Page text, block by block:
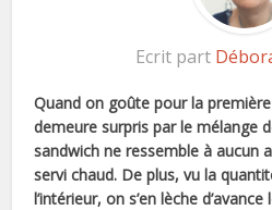
Ecrit part
Quand on goûte pour la
demeure surpris par le mélange
sandwich ne ressemble à aucun
servi chaud. De plus, vu la
l’intérieur, on s’en lèche